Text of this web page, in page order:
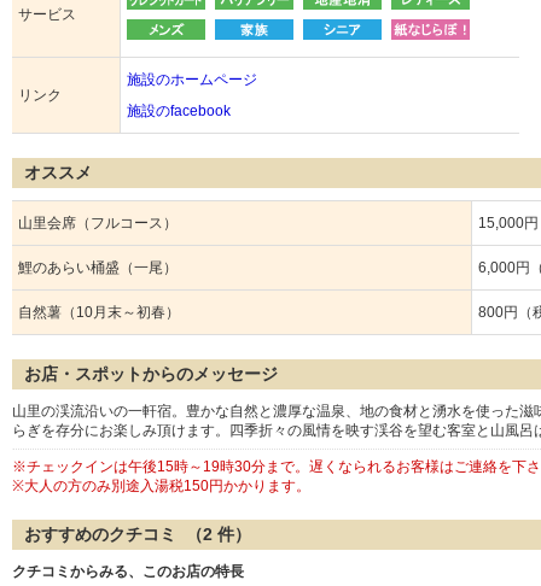
サービス
リンク
施設のホームページ
施設のfacebook
オススメ
山里会席（フルコース） 15,000
鯉のあらい桶盛（一尾） 6,000円
自然薯（10月末～初春） 800円（
お店・スポットからのメッセージ
山里の渓流沿いの一軒宿。豊かな自然と濃厚な温泉、地の食材と湧水を使った
らぎを存分にお楽しみ頂けます。四季折々の風情を映す渓谷を望む客室と山風
※チェックインは午後15時～19時30分まで。遅くなられるお客様はご連絡を下
※大人の方のみ別途入湯税150円かかります。
おすすめのクチコミ （2 件）
クチコミからみる、このお店の特長